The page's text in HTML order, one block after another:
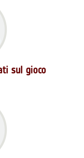
sul gioco